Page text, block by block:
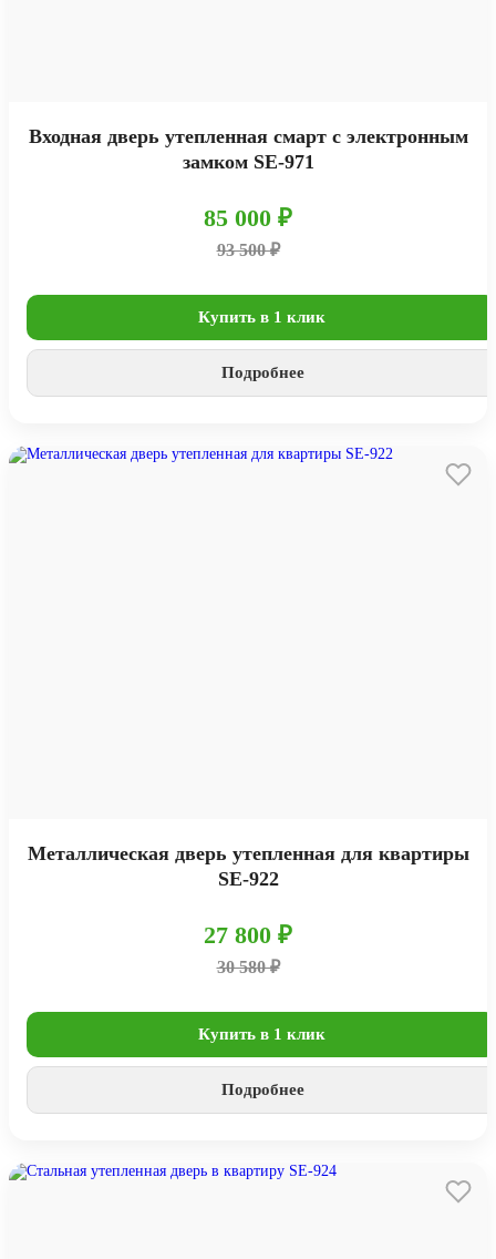
Входная дверь утепленная смарт с электронным
замком SE-971
85 000 ₽
93 500 ₽
Купить в 1 клик
Подробнее
Металлическая дверь утепленная для квартиры
SE-922
27 800 ₽
30 580 ₽
Купить в 1 клик
Подробнее